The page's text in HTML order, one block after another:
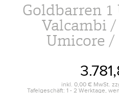
Goldbarren 1
Valcambi
Umicore /
inkl. 0,00 € MwSt.
Tafelgeschäft: 1 - 2 Werktage,